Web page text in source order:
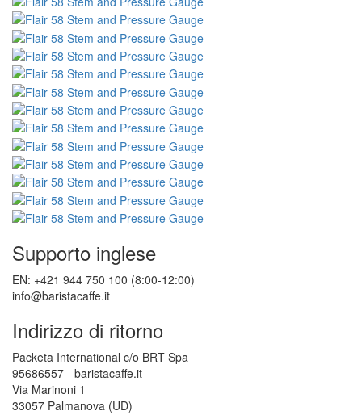
Supporto inglese
EN: +421 944 750 100 (8:00-12:00)
info@baristacaffe.it
Indirizzo di ritorno
Packeta International c/o BRT Spa
95686557 - baristacaffe.it
Via Marinoni 1
33057 Palmanova (UD)